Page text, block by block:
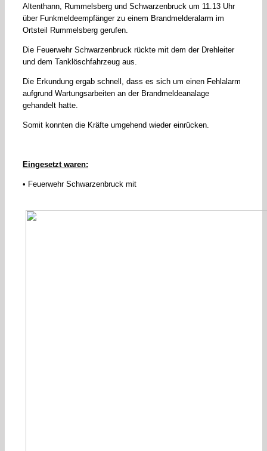
Altenthann, Rummelsberg und Schwarzenbruck um 11.13 Uhr
über Funkmeldeempfänger zu einem Brandmelderalarm im
Ortsteil Rummelsberg gerufen.
Die Feuerwehr Schwarzenbruck rückte mit dem der Drehleiter
und dem Tanklöschfahrzeug aus.
Die Erkundung ergab schnell, dass es sich um einen Fehlalarm
aufgrund Wartungsarbeiten an der Brandmeldeanalage
gehandelt hatte.
Somit konnten die Kräfte umgehend wieder einrücken.
Eingesetzt waren:
• Feuerwehr Schwarzenbruck mit